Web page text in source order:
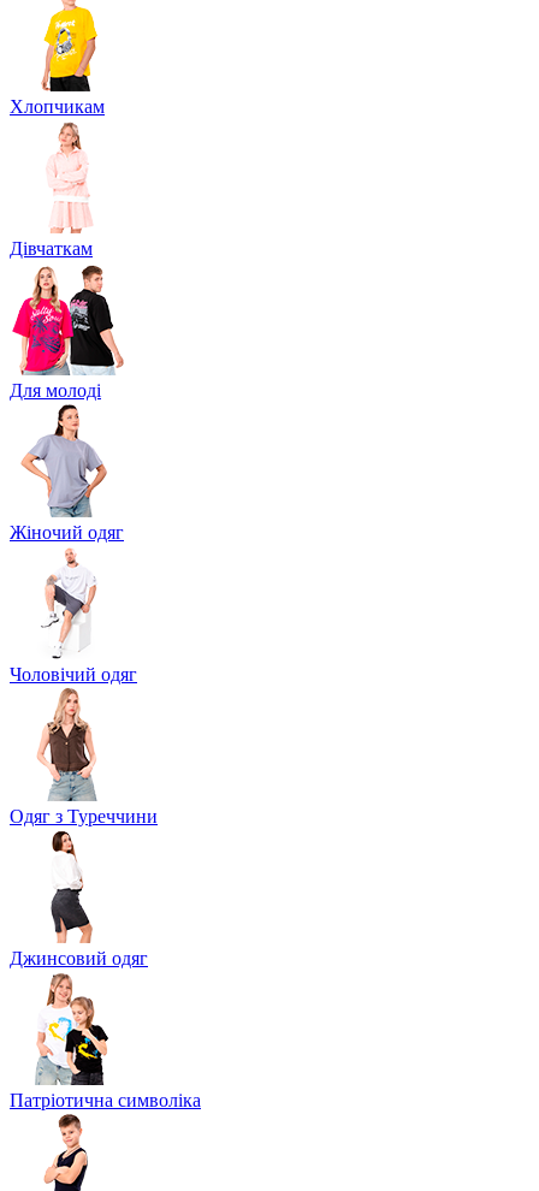
Хлопчикам
Дівчаткам
Для молоді
Жіночий одяг
Чоловічий одяг
Одяг з Туреччини
Джинсовий одяг
Патріотична символіка